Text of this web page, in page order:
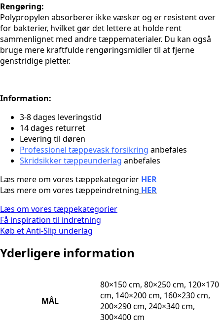
Rengøring:
Polypropylen absorberer ikke væsker og er resistent over
for bakterier, hvilket gør det lettere at holde rent
sammenlignet med andre tæppematerialer. Du kan også
bruge mere kraftfulde rengøringsmidler til at fjerne
genstridige pletter.
Information:
3-8 dages leveringstid
14 dages returret
Levering til døren
Professionel tæppevask forsikring anbefales
Skridsikker tæppeunderlag anbefales
Læs mere om vores tæppekategorier HER
Læs mere om vores tæppeindretning HER
Læs om vores tæppekategorier
Få inspiration til indretning
Køb et Anti-Slip underlag
Yderligere information
MÅL
80×150 cm, 80×250 cm, 120×170
cm, 140×200 cm, 160×230 cm,
200×290 cm, 240×340 cm,
300×400 cm